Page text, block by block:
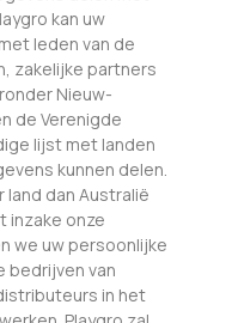
kan uw
leden van de
zakelijke partners
Nieuw-
de Verenigde
lijst met landen
kunnen delen.
land dan Australië
inzake onze
we uw persoonlijke
bedrijven van
in het